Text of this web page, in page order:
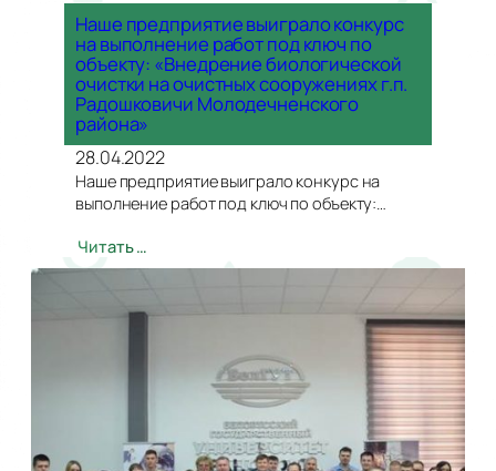
Наше предприятие выиграло конкурс
на выполнение работ под ключ по
объекту: «Внедрение биологической
очистки на очистных сооружениях г.п.
Радошковичи Молодечненского
района»
28.04.2022
Наше предприятие выиграло конкурс на
выполнение работ под ключ по объекту:…
Читать …